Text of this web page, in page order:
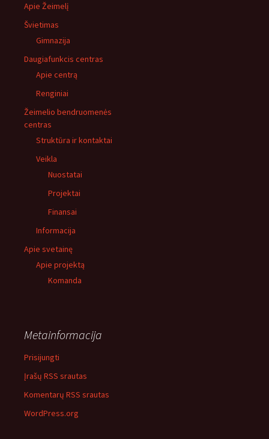
Apie Žeimelį
Švietimas
Gimnazija
Daugiafunkcis centras
Apie centrą
Renginiai
Žeimelio bendruomenės
centras
Struktūra ir kontaktai
Veikla
Nuostatai
Projektai
Finansai
Informacija
Apie svetainę
Apie projektą
Komanda
Metainformacija
Prisijungti
Įrašų RSS srautas
Komentarų RSS srautas
WordPress.org